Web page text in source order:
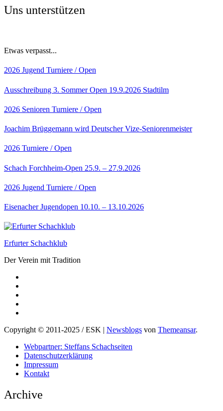
Uns unterstützen
Etwas verpasst...
2026 Jugend Turniere / Open
Ausschreibung 3. Sommer Open 19.9.2026 Stadtilm
2026 Senioren Turniere / Open
Joachim Brüggemann wird Deutscher Vize-Seniorenmeister
2026 Turniere / Open
Schach Forchheim-Open 25.9. – 27.9.2026
2026 Jugend Turniere / Open
Eisenacher Jugendopen 10.10. – 13.10.2026
Erfurter Schachklub
Der Verein mit Tradition
Copyright © 2011-2025 / ESK Newsblogs von Themeansar.
Webpartner: Steffans Schachseiten
Datenschutzerklärung
Impressum
Kontakt
Archive